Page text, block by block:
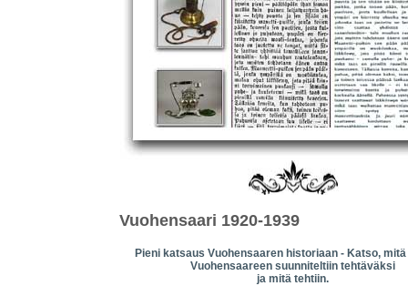
Vuohensaari 1920-1939
Pieni katsaus Vuohensaaren historiaan - Katso,
Vuohensaareen suunniteltiin tehtäväksi
ja mitä tehtiin.